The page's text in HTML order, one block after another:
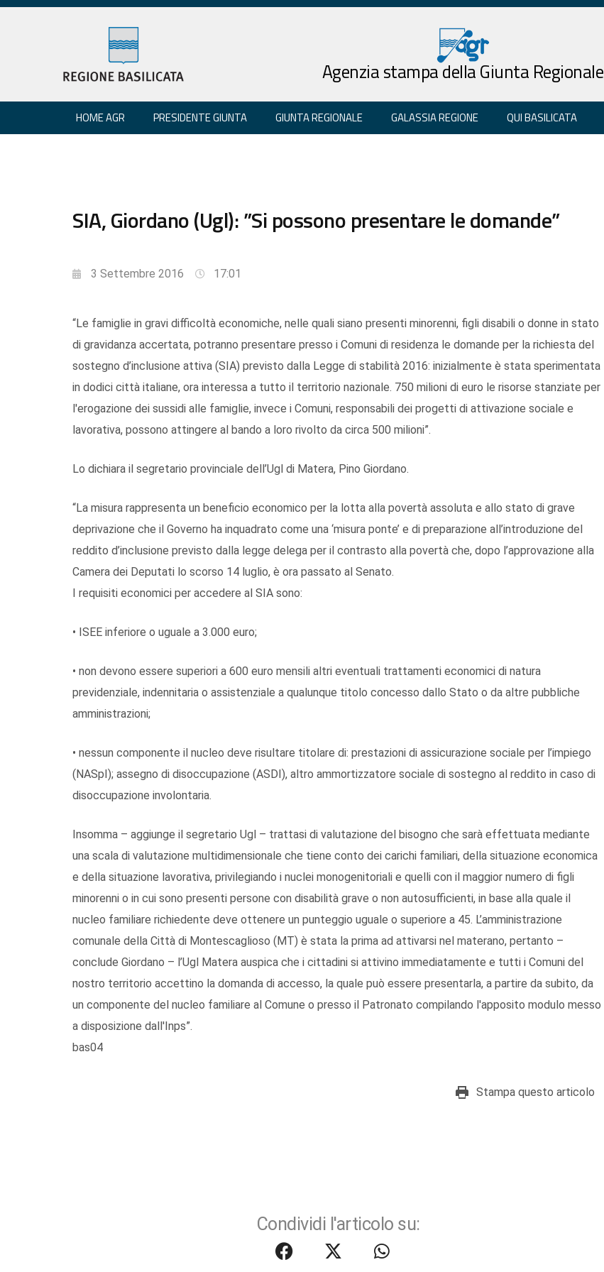
Agenzia stampa della Giunta Regionale
HOME AGR PRESIDENTE GIUNTA GIUNTA REGIONALE GALASSIA REGIONE QUI BASILICATA
SIA, Giordano (Ugl): ”Si possono presentare le domande”
3 Settembre 2016 17:01
“Le famiglie in gravi difficoltà economiche, nelle quali siano presenti minorenni, figli disabili o donne in stato
di gravidanza accertata, potranno presentare presso i Comuni di residenza le domande per la richiesta del
sostegno d’inclusione attiva (SIA) previsto dalla Legge di stabilità 2016: inizialmente è stata sperimentata
in dodici città italiane, ora interessa a tutto il territorio nazionale. 750 milioni di euro le risorse stanziate per
l'erogazione dei sussidi alle famiglie, invece i Comuni, responsabili dei progetti di attivazione sociale e
lavorativa, possono attingere al bando a loro rivolto da circa 500 milioni”.
Lo dichiara il segretario provinciale dell’Ugl di Matera, Pino Giordano.
“La misura rappresenta un beneficio economico per la lotta alla povertà assoluta e allo stato di grave
deprivazione che il Governo ha inquadrato come una ‘misura ponte’ e di preparazione all’introduzione del
reddito d’inclusione previsto dalla legge delega per il contrasto alla povertà che, dopo l’approvazione alla
Camera dei Deputati lo scorso 14 luglio, è ora passato al Senato.
I requisiti economici per accedere al SIA sono:
• ISEE inferiore o uguale a 3.000 euro;
• non devono essere superiori a 600 euro mensili altri eventuali trattamenti economici di natura
previdenziale, indennitaria o assistenziale a qualunque titolo concesso dallo Stato o da altre pubbliche
amministrazioni;
• nessun componente il nucleo deve risultare titolare di: prestazioni di assicurazione sociale per l’impiego
(NASpI); assegno di disoccupazione (ASDI), altro ammortizzatore sociale di sostegno al reddito in caso di
disoccupazione involontaria.
Insomma – aggiunge il segretario Ugl – trattasi di valutazione del bisogno che sarà effettuata mediante
una scala di valutazione multidimensionale che tiene conto dei carichi familiari, della situazione economica
e della situazione lavorativa, privilegiando i nuclei monogenitoriali e quelli con il maggior numero di figli
minorenni o in cui sono presenti persone con disabilità grave o non autosufficienti, in base alla quale il
nucleo familiare richiedente deve ottenere un punteggio uguale o superiore a 45. L’amministrazione
comunale della Città di Montescaglioso (MT) è stata la prima ad attivarsi nel materano, pertanto –
conclude Giordano – l’Ugl Matera auspica che i cittadini si attivino immediatamente e tutti i Comuni del
nostro territorio accettino la domanda di accesso, la quale può essere presentarla, a partire da subito, da
un componente del nucleo familiare al Comune o presso il Patronato compilando l'apposito modulo messo
a disposizione dall'Inps”.
bas04
Stampa questo articolo
Condividi l'articolo su: